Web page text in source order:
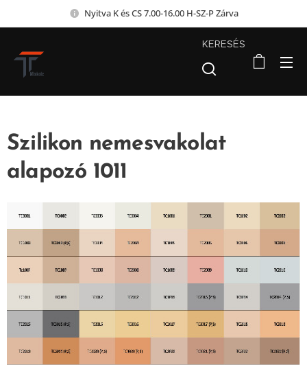
Nyitva K és CS 7.00-16.00 H-SZ-P Zárva
KERESÉS
Szilikon nemesvakolat
alapozó 1011